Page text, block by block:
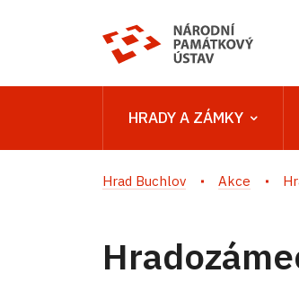
HRADY A ZÁMKY
Hrad Buchlov Akce